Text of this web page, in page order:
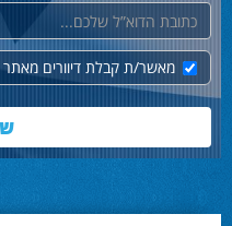
דוא"ל
מאשר/ת קבלת דיוורים מאתר